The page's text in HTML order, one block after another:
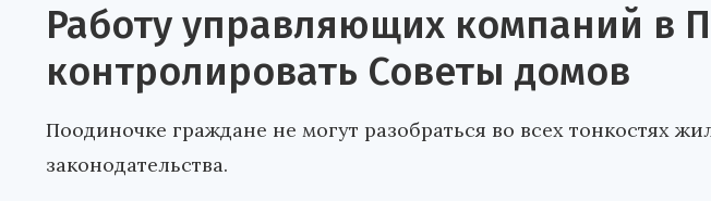
Работу управляющих компаний в
контролировать Советы домов
Поодиночке граждане не могут разобраться во всех тонкостях
законодательства.